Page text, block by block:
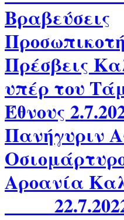
Βραβεύσεις
Πρέσβεις
υπέρ του
Έθνους
Πανήγυριν
Αροανία